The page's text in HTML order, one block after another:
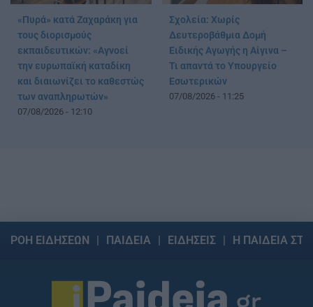
«Πυρά» κατά Ζαχαράκη για
τους διορισμούς
εκπαιδευτικών: «Αγνοεί
την ευρωπαϊκή καταδίκη
και διαιωνίζει το καθεστώς
των αναπληρωτών»
07/08/2026 - 12:10
Σχολεία: Χωρίς
Δευτεροβάθμια Δομή
Ειδικής Αγωγής η Αίγινα –
Τι απαντά το Υπουργείο
Εσωτερικών
07/08/2026 - 11:25
ΡΟΗ ΕΙΔΗΣΕΩΝ ΠΑΙΔΕΙΑ ΕΙΔΗΣΕΙΣ Η ΠΑΙΔΕΙΑ